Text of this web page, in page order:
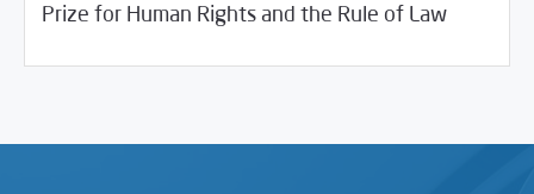
Prize for Human Rights and the Rule of Law